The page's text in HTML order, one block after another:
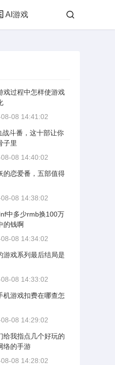
AI游戏
戏过程中怎样使游戏
08 14:41:02
战斗番，这十部让你
子里
08 14:40:02
的恋爱番，五部值得
08 14:38:02
中多少rmb换100万
的钱啊
08 14:34:02
游戏系列最后结局是
08 14:33:02
机游戏扣费在哪查怎
08 14:29:02
给我指点几个好玩的
络的手游
08 14:28:02